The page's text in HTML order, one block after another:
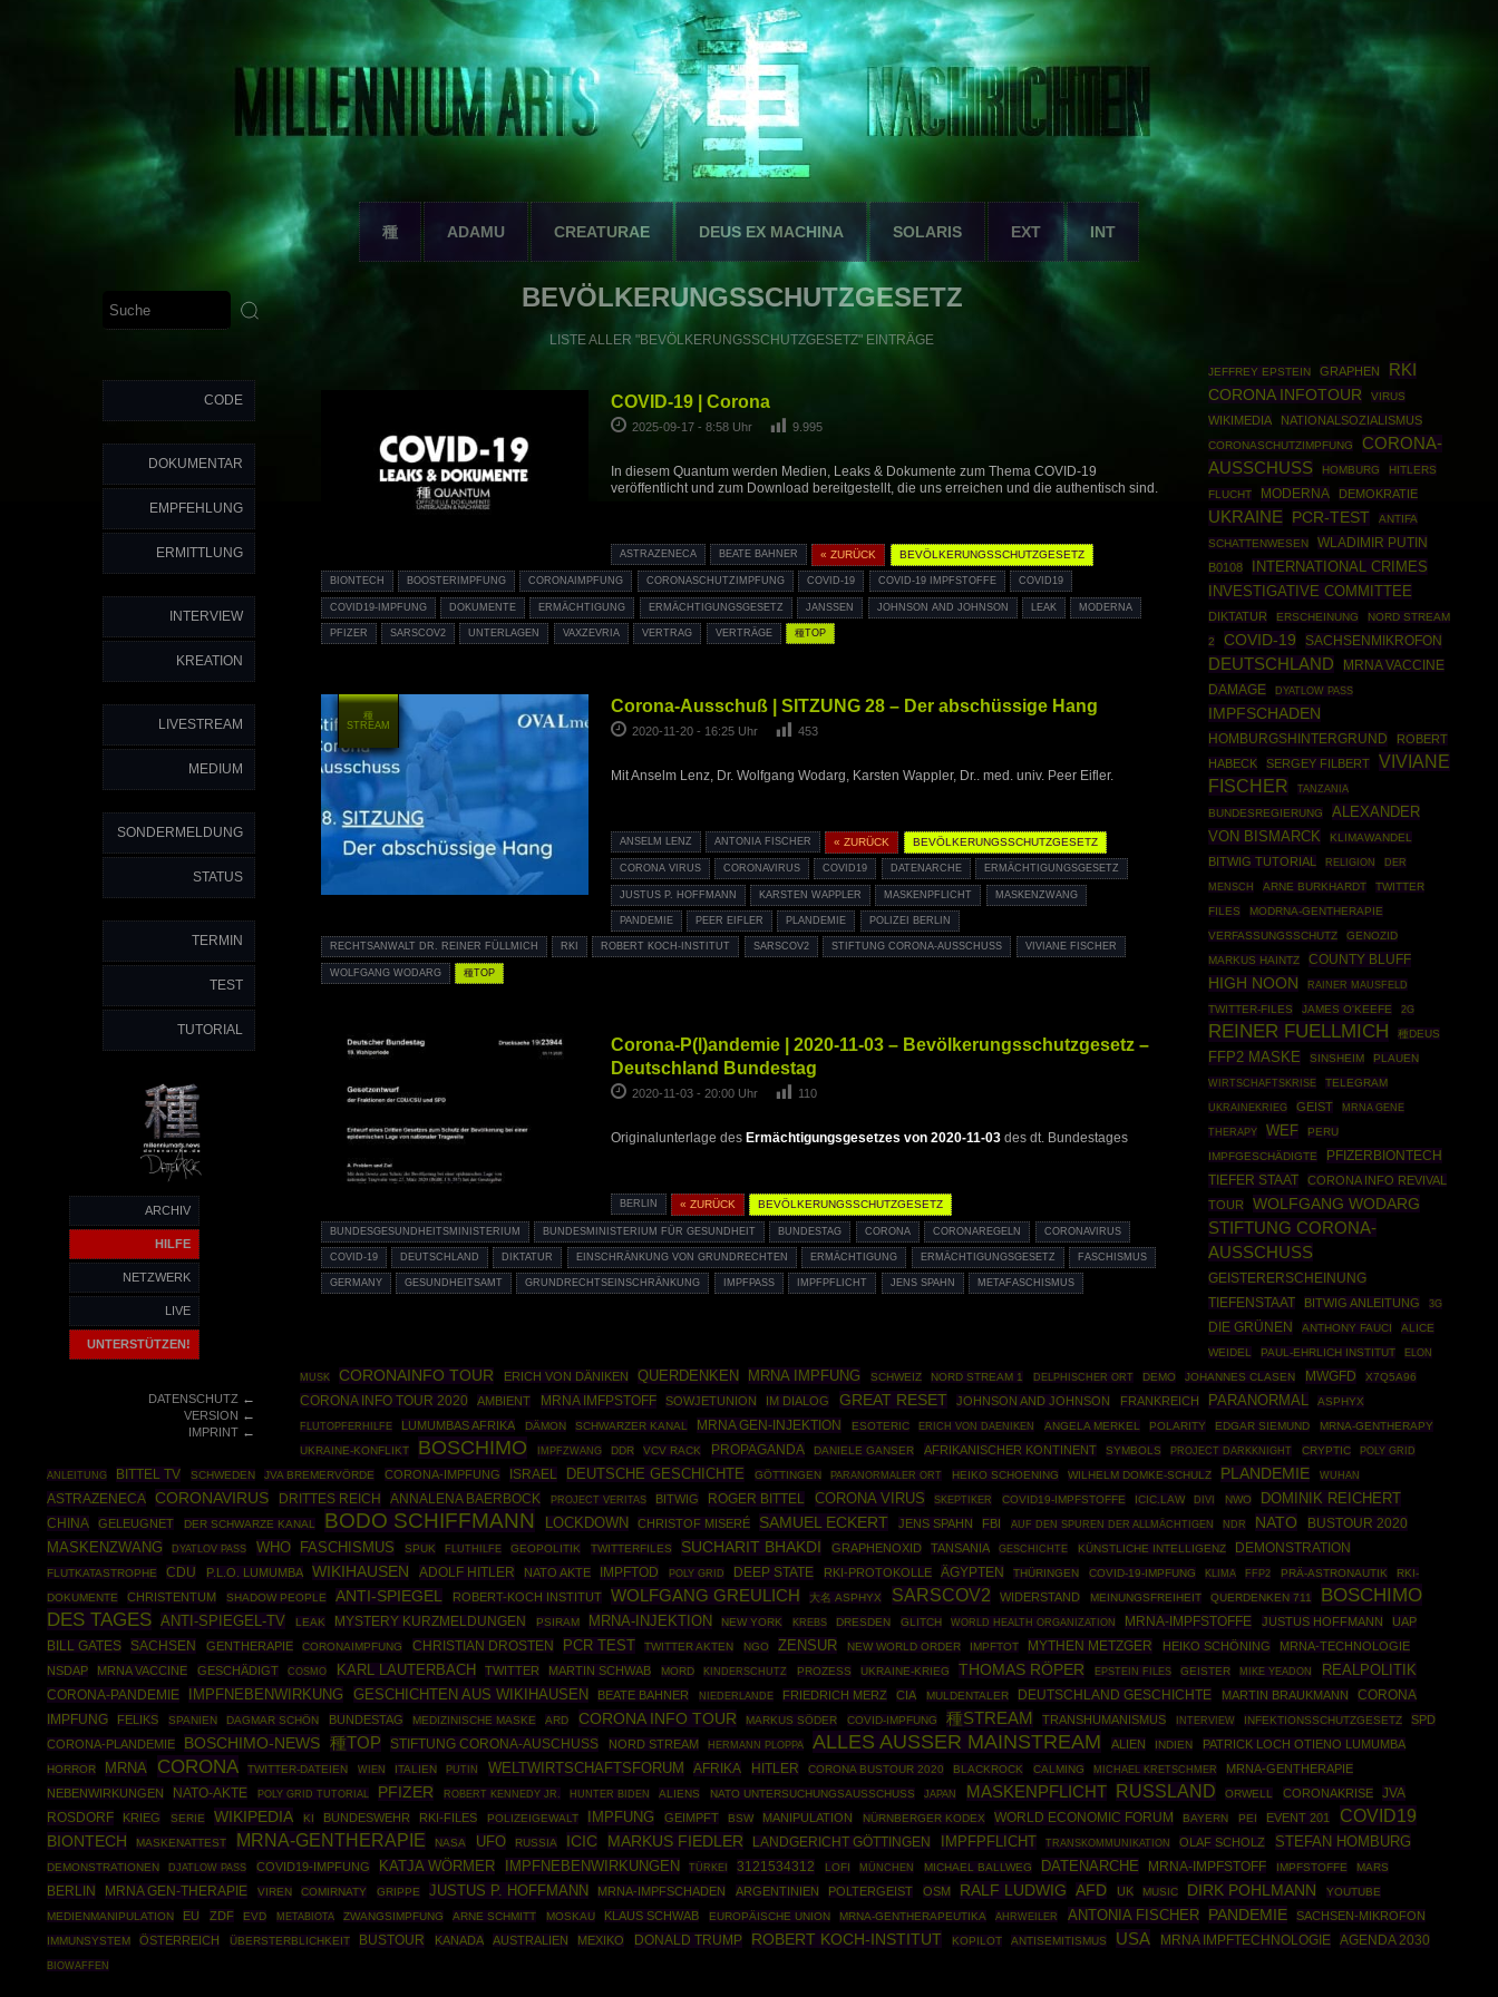
種 ADAMU CREATURAE DEUS EX MACHINA SOLARIS EXT INT
CODE
DOKUMENTAR
EMPFEHLUNG
ERMITTLUNG
INTERVIEW
KREATION
LIVESTREAM
MEDIUM
SONDERMELDUNG
STATUS
TERMIN
TEST
TUTORIAL
ARCHIV
HILFE
NETZWERK
LIVE
UNTERSTÜTZEN!
DATENSCHUTZ←
VERSION ←
IMPRINT←
BEVÖLKERUNGSSCHUTZGESETZ
LISTE ALLER "BEVÖLKERUNGSSCHUTZGESETZ" EINTRÄGE
COVID-19 | Corona
2025-09-17 - 8:58 Uhr 9.995
In diesem Quantum werden Medien, Leaks & Dokumente zum Thema COVID-19
veröffentlicht und zum Download bereitgestellt, die uns erreichen und die authentisch sind.
ASTRAZENECA BEATE BAHNER « ZURÜCK BEVÖLKERUNGSSCHUTZGESETZ
BIONTECH BOOSTERIMPFUNG CORONAIMPFUNG CORONASCHUTZIMPFUNG COVID-19 COVID-19 IMPFSTOFFE COVID19
COVID19-IMPFUNG DOKUMENTE ERMÄCHTIGUNG ERMÄCHTIGUNGSGESETZ JANSSEN JOHNSON AND JOHNSON LEAK MODERNA
PFIZER SARSCOV2 UNTERLAGEN VAXZEVRIA VERTRAG VERTRÄGE 種TOP
Corona-Ausschuß | SITZUNG 28 – Der abschüssige Hang
2020-11-20 - 16:25 Uhr 453
Mit Anselm Lenz, Dr. Wolfgang Wodarg, Karsten Wappler, Dr.. med. univ. Peer Eifler.
ANSELM LENZ ANTONIA FISCHER « ZURÜCK BEVÖLKERUNGSSCHUTZGESETZ
CORONA VIRUS CORONAVIRUS COVID19 DATENARCHE ERMÄCHTIGUNGSGESETZ
JUSTUS P. HOFFMANN KARSTEN WAPPLER MASKENPFLICHT MASKENZWANG
PANDEMIE PEER EIFLER PLANDEMIE POLIZEI BERLIN
RECHTSANWALT DR. REINER FÜLLMICH RKI ROBERT KOCH-INSTITUT SARSCOV2 STIFTUNG CORONA-AUSSCHUSS VIVIANE FISCHER
WOLFGANG WODARG
種
STREAM
種TOP
Corona-P(l)andemie | 2020-11-03 – Bevölkerungsschutzgesetz –
Deutschland Bundestag
2020-11-03 - 20:00 Uhr 110
Originalunterlage des Ermächtigungsgesetzes von 2020-11-03des dt. Bundestages
BERLIN « ZURÜCK BEVÖLKERUNGSSCHUTZGESETZ
BUNDESGESUNDHEITSMINISTERIUM BUNDESMINISTERIUM FÜR GESUNDHEIT BUNDESTAG CORONA CORONAREGELN CORONAVIRUS
COVID-19 DEUTSCHLAND DIKTATUR EINSCHRÄNKUNG VON GRUNDRECHTEN ERMÄCHTIGUNG ERMÄCHTIGUNGSGESETZ FASCHISMUS
GERMANY GESUNDHEITSAMT GRUNDRECHTSEINSCHRÄNKUNG IMPFPASS IMPFPFLICHT JENS SPAHN METAFASCHISMUS
JEFFREY EPSTEIN GRAPHEN
RKI
CORONA INFOTOUR
VIRUS
WIKIMEDIA NATIONALSOZIALISMUS
CORONASCHUTZIMPFUNG
CORONA-
AUSSCHUSS
HOMBURG
HITLERS
FLUCHT
MODERNA DEMOKRATIE
UKRAINE PCR-TEST
ANTIFA
SCHATTENWESEN
WLADIMIR PUTIN
B0108
INTERNATIONAL CRIMES
INVESTIGATIVE COMMITTEE
DIKTATUR ERSCHEINUNG
NORD STREAM
2
COVID-19 SACHSENMIKROFON
DEUTSCHLAND
MRNA VACCINE
DAMAGE
DYATLOW PASS
IMPFSCHADEN
HOMBURGSHINTERGRUND
ROBERT
HABECK
SERGEY FILBERT
VIVIANE
FISCHER
TANZANIA
BUNDESREGIERUNG
ALEXANDER
VON BISMARCK
KLIMAWANDEL
BITWIG TUTORIAL RELIGION DER
MENSCH ARNE BURKHARDT
TWITTER
FILES
MODRNA-GENTHERAPIE
VERFASSUNGSSCHUTZ
GENOZID
MARKUS HAINTZ
COUNTY BLUFF
HIGH NOON
RAINER MAUSFELD
TWITTER-FILES
JAMES O'KEEFE 2G
REINER FUELLMICH 種DEUS
FFP2 MASKE SINSHEIM
PLAUEN
WIRTSCHAFTSKRISE
TELEGRAM
UKRAINEKRIEG
GEIST
MRNA GENE
THERAPY
WEF
PERU
IMPFGESCHÄDIGTE
PFIZERBIONTECH
TIEFER STAAT
CORONA INFO REVIVAL
TOUR
WOLFGANG WODARG
STIFTUNG CORONA-
AUSSCHUSS
GEISTERERSCHEINUNG
TIEFENSTAAT
BITWIG ANLEITUNG 3G
DIE GRÜNEN ANTHONY FAUCI
ALICE
WEIDEL
PAUL-EHRLICH INSTITUT ELON
MUSK CORONAINFO TOUR ERICH VON DÄNIKEN QUERDENKEN MRNA IMPFUNG SCHWEIZ NORD STREAM 1 DELPHISCHER ORT DEMO JOHANNES CLASEN MWGFD X7Q5A96
CORONA INFO TOUR 2020 AMBIENT MRNA IMFPSTOFF SOWJETUNION IM DIALOG GREAT RESET JOHNSON AND JOHNSON FRANKREICH PARANORMAL ASPHYX
FLUTOPFERHILFE LUMUMBAS AFRIKA DÄMON SCHWARZER KANAL MRNA GEN-INJEKTION ESOTERIC ERICH VON DAENIKEN ANGELA MERKEL POLARITY EDGAR SIEMUND
MRNA-GENTHERAPY
UKRAINE-KONFLIKT
BOSCHIMO IMPFZWANG DDR VCV RACK PROPAGANDA DANIELE GANSER AFRIKANISCHER KONTINENT SYMBOLS PROJECT DARKKNIGHT CRYPTIC
POLY GRID
ANLEITUNG
BITTEL TV SCHWEDEN JVA BREMERVÖRDE CORONA-IMPFUNG ISRAEL DEUTSCHE GESCHICHTE GÖTTINGEN PARANORMALER ORT HEIKO SCHOENING WILHELM DOMKE-SCHULZ PLANDEMIE WUHAN
ASTRAZENECA CORONAVIRUS DRITTES REICH ANNALENA BAERBOCK PROJECT VERITAS BITWIG ROGER BITTEL CORONA VIRUS SKEPTIKER COVID19-IMPFSTOFFE ICIC.LAW DIVI NWO DOMINIK REICHERT
CHINA GELEUGNET DER SCHWARZE KANAL BODO SCHIFFMANN LOCKDOWN CHRISTOF MISERÉ SAMUEL ECKERT JENS SPAHN FBI AUF DEN SPUREN DER ALLMÄCHTIGEN NDR NATO BUSTOUR 2020
MASKENZWANG DYATLOV PASS WHO FASCHISMUS SPUK FLUTHILFE GEOPOLITIK TWITTERFILES SUCHARIT BHAKDI GRAPHENOXID TANSANIA GESCHICHTE KÜNSTLICHE INTELLIGENZ DEMONSTRATION
FLUTKATASTROPHE CDU P.L.O. LUMUMBA WIKIHAUSEN ADOLF HITLER NATO AKTE IMPFTOD POLY GRID DEEP STATE RKI-PROTOKOLLE ÄGYPTEN THÜRINGEN COVID-19-IMPFUNG KLIMA FFP2 PRÄ-ASTRONAUTIK
RKI-
DOKUMENTE
CHRISTENTUM SHADOW PEOPLE ANTI-SPIEGEL ROBERT-KOCH INSTITUT WOLFGANG GREULICH 大名 ASPHYX SARSCOV2 WIDERSTAND MEINUNGSFREIHEIT QUERDENKEN 711
BOSCHIMO
DES TAGES ANTI-SPIEGEL-TV LEAK MYSTERY KURZMELDUNGEN PSIRAM MRNA-INJEKTION NEW YORK KREBS DRESDEN GLITCH WORLD HEALTH ORGANIZATION MRNA-IMPFSTOFFE JUSTUS HOFFMANN
UAP
BILL GATES
SACHSEN GENTHERAPIE CORONAIMPFUNG CHRISTIAN DROSTEN PCR TEST TWITTER AKTEN NGO ZENSUR NEW WORLD ORDER IMPFTOT MYTHEN METZGER HEIKO SCHÖNING
MRNA-TECHNOLOGIE
NSDAP
MRNA VACCINE GESCHÄDIGT COSMO KARL LAUTERBACH TWITTER MARTIN SCHWAB MORD KINDERSCHUTZ PROZESS UKRAINE-KRIEG THOMAS RÖPER EPSTEIN FILES GEISTER MIKE YEADON REALPOLITIK
CORONA-PANDEMIE IMPFNEBENWIRKUNG GESCHICHTEN AUS WIKIHAUSEN BEATE BAHNER NIEDERLANDE FRIEDRICH MERZ CIA MULDENTALER DEUTSCHLAND GESCHICHTE MARTIN BRAUKMANN
CORONA
IMPFUNG
FELIKS SPANIEN DAGMAR SCHÖN BUNDESTAG MEDIZINISCHE MASKE ARD CORONA INFO TOUR MARKUS SÖDER COVID-IMPFUNG 種STREAM TRANSHUMANISMUS INTERVIEW INFEKTIONSSCHUTZGESETZ
SPD
CORONA-PLANDEMIE
BOSCHIMO-NEWS 種TOP STIFTUNG CORONA-AUSCHUSS NORD STREAM HERMANN PLOPPA ALLES AUSSER MAINSTREAM ALIEN INDIEN PATRICK LOCH OTIENO LUMUMBA
HORROR MRNA CORONA TWITTER-DATEIEN WIEN ITALIEN PUTIN WELTWIRTSCHAFTSFORUM AFRIKA HITLER CORONA BUSTOUR 2020 BLACKROCK CALMING MICHAEL KRETSCHMER
MRNA-GENTHERAPIE
NEBENWIRKUNGEN
NATO-AKTE POLY GRID TUTORIAL PFIZER ROBERT KENNEDY JR. HUNTER BIDEN ALIENS NATO UNTERSUCHUNGSAUSSCHUSS JAPAN MASKENPFLICHT RUSSLAND ORWELL CORONAKRISE
JVA
ROSDORF
KRIEG SERIE WIKIPEDIA KI BUNDESWEHR RKI-FILES POLIZEIGEWALT IMPFUNG GEIMPFT BSW MANIPULATION NÜRNBERGER KODEX WORLD ECONOMIC FORUM BAYERN PEI EVENT 201 COVID19
BIONTECH MASKENATTEST MRNA-GENTHERAPIE NASA UFO RUSSIA ICIC MARKUS FIEDLER LANDGERICHT GÖTTINGEN IMPFPFLICHT TRANSKOMMUNIKATION OLAF SCHOLZ STEFAN HOMBURG
DEMONSTRATIONEN DJATLOW PASS COVID19-IMPFUNG KATJA WÖRMER IMPFNEBENWIRKUNGEN TÜRKEI 3121534312 LOFI MÜNCHEN MICHAEL BALLWEG DATENARCHE MRNA-IMPFSTOFF IMPFSTOFFE MARS
BERLIN MRNA GEN-THERAPIE VIREN COMIRNATY GRIPPE JUSTUS P. HOFFMANN MRNA-IMPFSCHADEN ARGENTINIEN POLTERGEIST OSM RALF LUDWIG AFD UK MUSIC DIRK POHLMANN
YOUTUBE
MEDIENMANIPULATION
EU ZDF EVD METABIOTA ZWANGSIMPFUNG ARNE SCHMITT MOSKAU KLAUS SCHWAB EUROPÄISCHE UNION MRNA-GENTHERAPEUTIKA AHRWEILER ANTONIA FISCHER PANDEMIE SACHSEN-MIKROFON
IMMUNSYSTEM ÖSTERREICH ÜBERSTERBLICHKEIT BUSTOUR KANADA AUSTRALIEN MEXIKO DONALD TRUMP ROBERT KOCH-INSTITUT KOPILOT ANTISEMITISMUS USA MRNA IMPFTECHNOLOGIE AGENDA 2030
BIOWAFFEN